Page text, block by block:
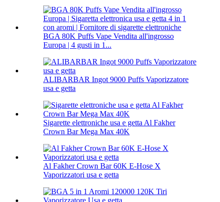
BGA 80K Puffs Vape Vendita all'ingrosso
Europa | 4 gusti in 1...
ALIBARBAR Ingot 9000 Puffs Vaporizzatore
usa e getta
Sigarette elettroniche usa e getta Al Fakher
Crown Bar Mega Max 40K
Al Fakher Crown Bar 60K E-Hose X
Vaporizzatori usa e getta